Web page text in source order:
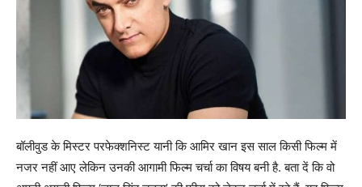
बॉलीवुड के मिस्टर परफेक्शनिस्ट यानी कि आमिर खान इस साल किसी फिल्म में
नजर नहीं आए लेकिन उनकी आगामी फिल्म चर्चा का विषय बनी है. बता दें कि वो